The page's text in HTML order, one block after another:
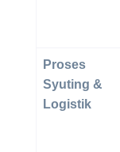
Proses
Syuting &
Logistik